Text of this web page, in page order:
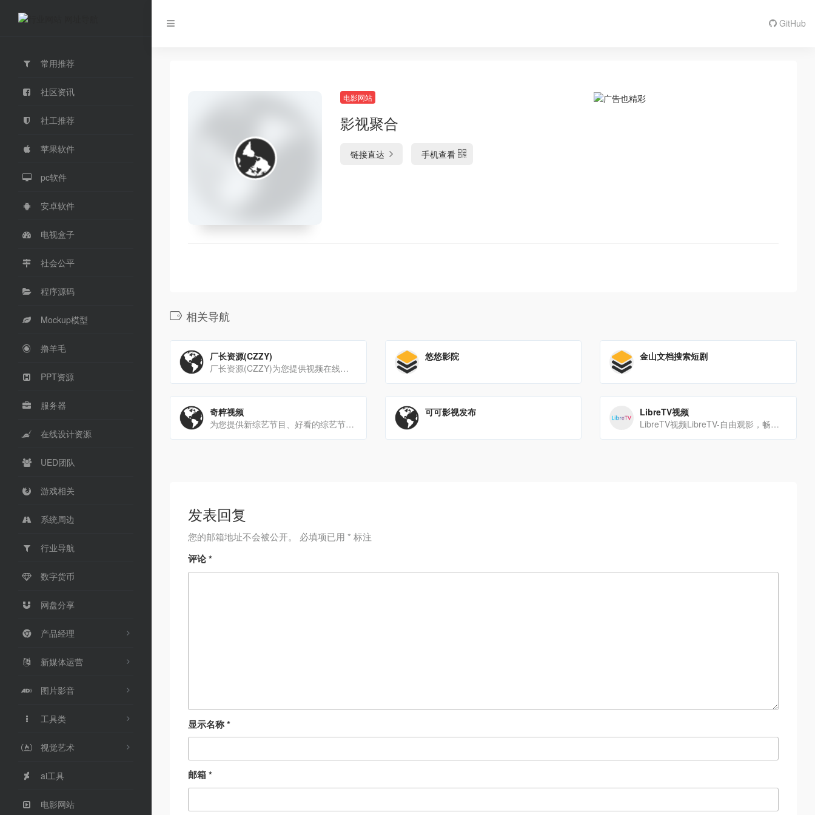
常用推荐
社区资讯
社工推荐
苹果软件
pc软件
安卓软件
电视盒子
社会公平
程序源码
Mockup模型
撸羊毛
PPT资源
服务器
在线设计资源
UED团队
游戏相关
系统周边
行业导航
数字货币
网盘分享
产品经理
新媒体运营
图片影音
工具类
视觉艺术
ai工具
电影网站
GitHub
电影网站
影视聚合
链接直达 手机查看
相关导航
厂长资源(CZZY)
厂长资源(CZZY)为您提供视频在线免费播放，最新高清电影、电视剧、欧美剧集、日韩剧集、海量1080p经典影视[…]
悠悠影院 金山文档搜索短剧
奇粹视频
为您提供新综艺节目、好看的综艺节目排行榜，免费高清在线观看选秀、情感、访谈、搞笑、真人秀、脱口秀等热门综艺节目
可可影视发布
LibreTV视频
LibreTV视频LibreTV-自由观影，畅享精彩https://libretv.is-an.org/
发表回复
您的邮箱地址不会被公开。 必填项已用 * 标注
评论*
显示名称*
邮箱*